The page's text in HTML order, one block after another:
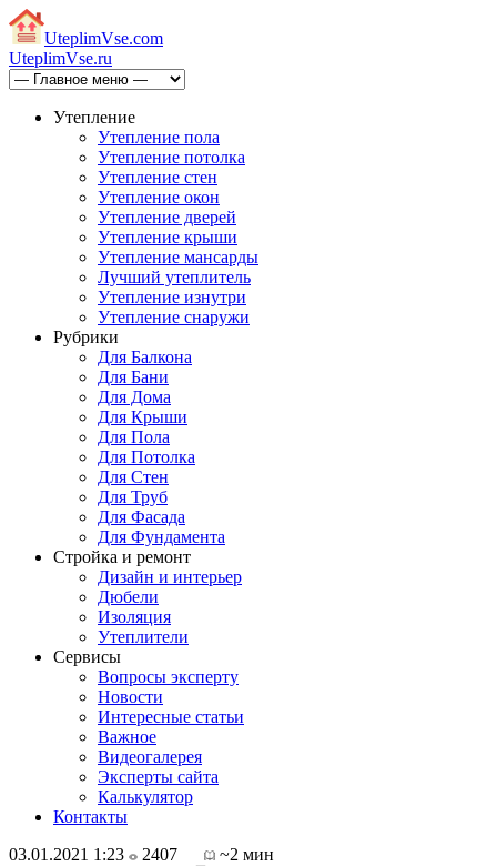
UteplimVse.com
UteplimVse.ru
Утепление
Утепление пола
Утепление потолка
Утепление стен
Утепление окон
Утепление дверей
Утепление крыши
Утепление мансарды
Лучший утеплитель
Утепление изнутри
Утепление снаружи
Рубрики
Для Балкона
Для Бани
Для Дома
Для Крыши
Для Пола
Для Потолка
Для Стен
Для Труб
Для Фасада
Для Фундамента
Стройка и ремонт
Дизайн и интерьер
Дюбели
Изоляция
Утеплители
Сервисы
Вопросы эксперту
Новости
Интересные статьи
Важное
Видеогалерея
Эксперты сайта
Калькулятор
Контакты
03.01.2021 1:23
2407
~2 мин